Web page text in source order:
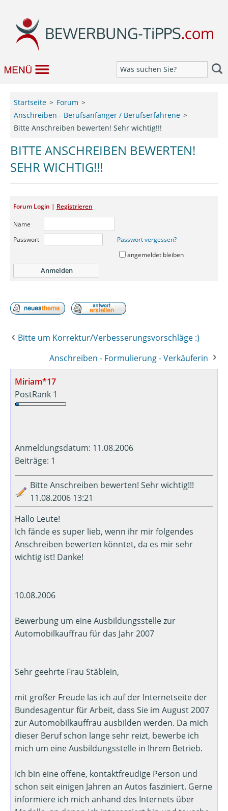
Job & Karriere
Forum
Startseite
Forum
Anschreiben - Berufsanfänger / Berufserfahrene
Bitte Anschreiben bewerten! Sehr wichtig!!!
BITTE ANSCHREIBEN BEWERTEN!
SEHR WICHTIG!!!
Forum Login | Registrieren
Name
Passwort
Passwort vergessen?
angemeldet bleiben
Bitte um Korrektur/Verbesserungsvorschläge :)
Anschreiben - Formulierung - Verkäuferin
Miriam*17
PostRank 1
Anmeldungsdatum: 11.08.2006
Beiträge: 1
Bitte Anschreiben bewerten! Sehr wichtig!!!
11.08.2006 13:21
Hallo Leute!
Ich fände es super lieb, wenn ihr mir folgendes
Anschreiben bewerten könntet, da es mir sehr
wichtig ist! Danke!
10.08.2006
Bewerbung um eine Ausbildungsstelle zur
Automobilkauffrau für das Jahr 2007
Sehr geehrte Frau Stäblein,
mit großer Freude las ich auf der Internetseite der
Bundesagentur für Arbeit, dass Sie im August 2007
zur Automobilkauffrau ausbilden werden. Da mich
dieser Beruf schon lange sehr reizt, bewerbe ich
mich um eine Ausbildungsstelle in Ihrem Betrieb.
Ich bin eine offene, kontaktfreudige Person und
schon seit einigen Jahren an Autos fasziniert. Gerne
informiere ich mich anhand des Internets über